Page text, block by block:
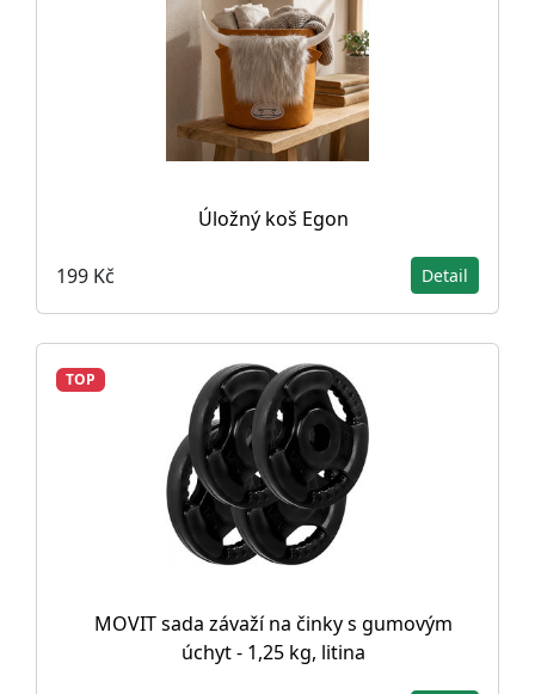
Úložný koš Egon
199 Kč Detail
TOP
MOVIT sada závaží na činky s gumovým
úchyt - 1,25 kg, litina